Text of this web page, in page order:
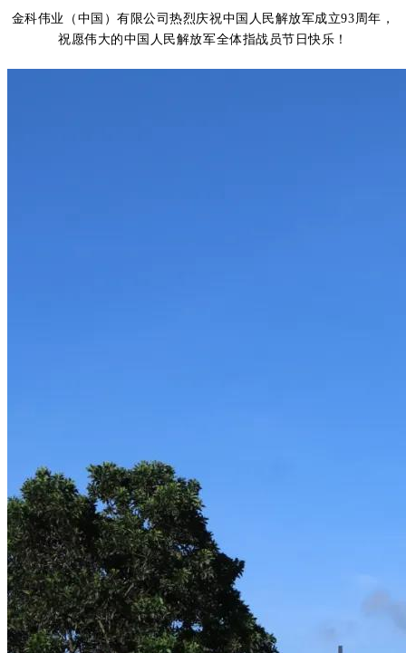
金科伟业（中国）有限公司热烈庆祝中国人民解放军成立93周年，
祝愿伟大的中国人民解放军全体指战员节日快乐！